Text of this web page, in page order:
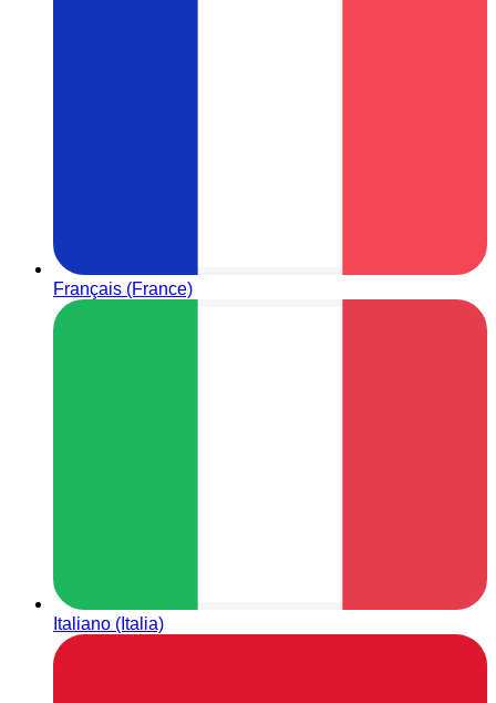
Français (France)
Italiano (Italia)